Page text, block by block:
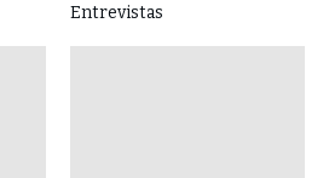
Entrevistas